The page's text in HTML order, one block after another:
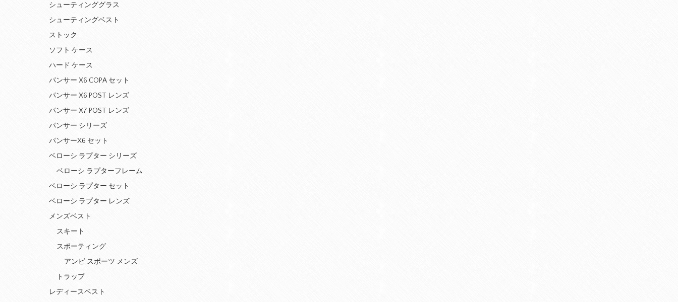
シューティンググラス
シューティングベスト
ストック
ソフト ケース
ハード ケース
パンサー X6 COPA セット
パンサー X6 POST レンズ
パンサー X7 POST レンズ
パンサー シリーズ
パンサーX6 セット
ベローシ ラプター シリーズ
ベローシ ラプターフレーム
ベローシ ラプター セット
ベローシ ラプター レンズ
メンズベスト
スキート
スポーティング
アンビ スポーツ メンズ
トラップ
レディースベスト